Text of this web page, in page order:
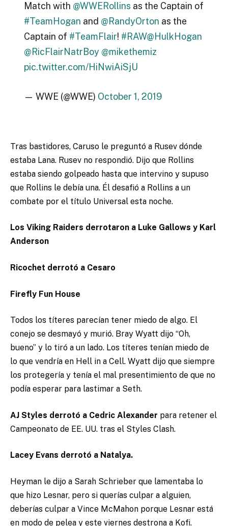
Match with @WWERollins as the Captain of
#TeamHogan and @RandyOrton as the
Captain of #TeamFlair! #RAW@HulkHogan
@RicFlairNatrBoy @mikethemiz
pic.twitter.com/HiNwiAiSjU
— WWE (@WWE) October 1, 2019
Tras bastidores, Caruso le preguntó a Rusev dónde
estaba Lana. Rusev no respondió. Dijo que Rollins
estaba siendo golpeado hasta que intervino y supuso
que Rollins le debía una. Él desafió a Rollins a un
combate por el título Universal esta noche.
Los Viking Raiders derrotaron a Luke Gallows y Karl
Anderson
Ricochet derrotó a Cesaro
Firefly Fun House
Todos los títeres parecían tener miedo de algo. El
conejo se desmayó y murió. Bray Wyatt dijo “Oh,
bueno” y lo tiró a un lado. Los títeres tenían miedo de
lo que vendría en Hell in a Cell. Wyatt dijo que siempre
los protegería y tenía el mal presentimiento de que no
podía esperar para lastimar a Seth.
AJ Styles derrotó a Cedric Alexander para retener el
Campeonato de EE. UU. tras el Styles Clash.
Lacey Evans derrotó a Natalya.
Heyman le dijo a Sarah Schrieber que lamentaba lo
que hizo Lesnar, pero si querías culpar a alguien,
deberías culpar a Vince McMahon porque Lesnar está
en modo de pelea y este viernes destrona a Kofi.